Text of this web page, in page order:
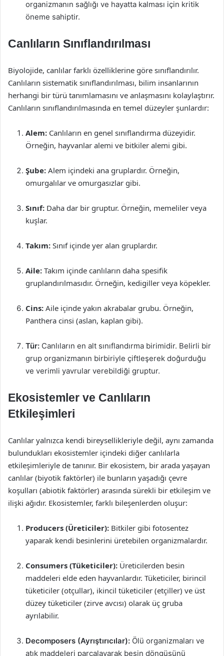
organizmanın sağlığı ve hayatta kalması için kritik
öneme sahiptir.
Canlıların Sınıflandırılması
Biyolojide, canlılar farklı özelliklerine göre sınıflandırılır.
Canlıların sistematik sınıflandırılması, bilim insanlarının
herhangi bir türü tanımlamasını ve anlaşmasını kolaylaştırır.
Canlıların sınıflandırılmasında en temel düzeyler şunlardır:
Alem: Canlıların en genel sınıflandırma düzeyidir.
Örneğin, hayvanlar alemi ve bitkiler alemi gibi.
Şube: Alem içindeki ana gruplardır. Örneğin,
omurgalılar ve omurgasızlar gibi.
Sınıf: Daha dar bir gruptur. Örneğin, memeliler veya
kuşlar.
Takım: Sınıf içinde yer alan gruplardır.
Aile: Takım içinde canlıların daha spesifik
gruplandırılmasıdır. Örneğin, kedigiller veya köpekler.
Cins: Aile içinde yakın akrabalar grubu. Örneğin,
Panthera cinsi (aslan, kaplan gibi).
Tür: Canlıların en alt sınıflandırma birimidir. Belirli bir
grup organizmanın birbiriyle çiftleşerek doğurduğu
ve verimli yavrular verebildiği gruptur.
Ekosistemler ve Canlıların
Etkileşimleri
Canlılar yalnızca kendi bireysellikleriyle değil, aynı zamanda
bulundukları ekosistemler içindeki diğer canlılarla
etkileşimleriyle de tanınır. Bir ekosistem, bir arada yaşayan
canlılar (biyotik faktörler) ile bunların yaşadığı çevre
koşulları (abiotik faktörler) arasında sürekli bir etkileşim ve
ilişki ağıdır. Ekosistemler, farklı bileşenlerden oluşur:
Producers (Üreticiler): Bitkiler gibi fotosentez
yaparak kendi besinlerini üretebilen organizmalardır.
Consumers (Tüketiciler): Üreticilerden besin
maddeleri elde eden hayvanlardır. Tüketiciler, birincil
tüketiciler (otçullar), ikincil tüketiciler (etçiller) ve üst
düzey tüketiciler (zirve avcısı) olarak üç gruba
ayrılabilir.
Decomposers (Ayrıştırıcılar): Ölü organizmaları ve
atık maddeleri parçalayarak besin döngüsünü